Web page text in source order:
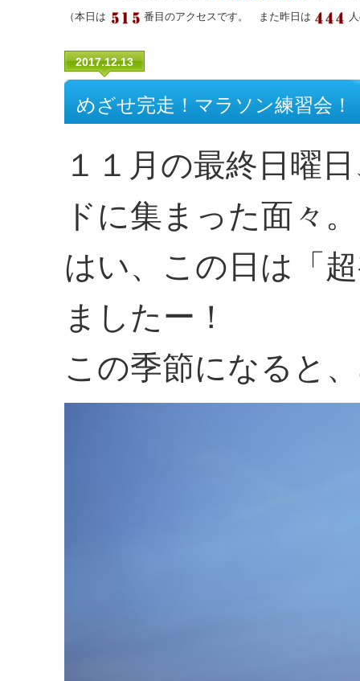
（本日は 番目のアクセスです。 また昨日は
2017.12.13
めざせ完走！マラソン練習会！
１１月の最終日曜
ドに集まった面々。
はい、この日は「
ましたー！
この季節になると